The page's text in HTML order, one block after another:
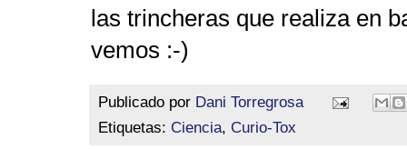
las trincheras que realiza en
vemos :-)
Publicado por Dani Torregrosa
Etiquetas: Ciencia, Curio-Tox